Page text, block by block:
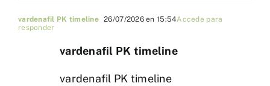
vardenafil PK timeline 26/07/2026 en 15:54Accede para
responder
vardenafil PK timeline
vardenafil PK timeline